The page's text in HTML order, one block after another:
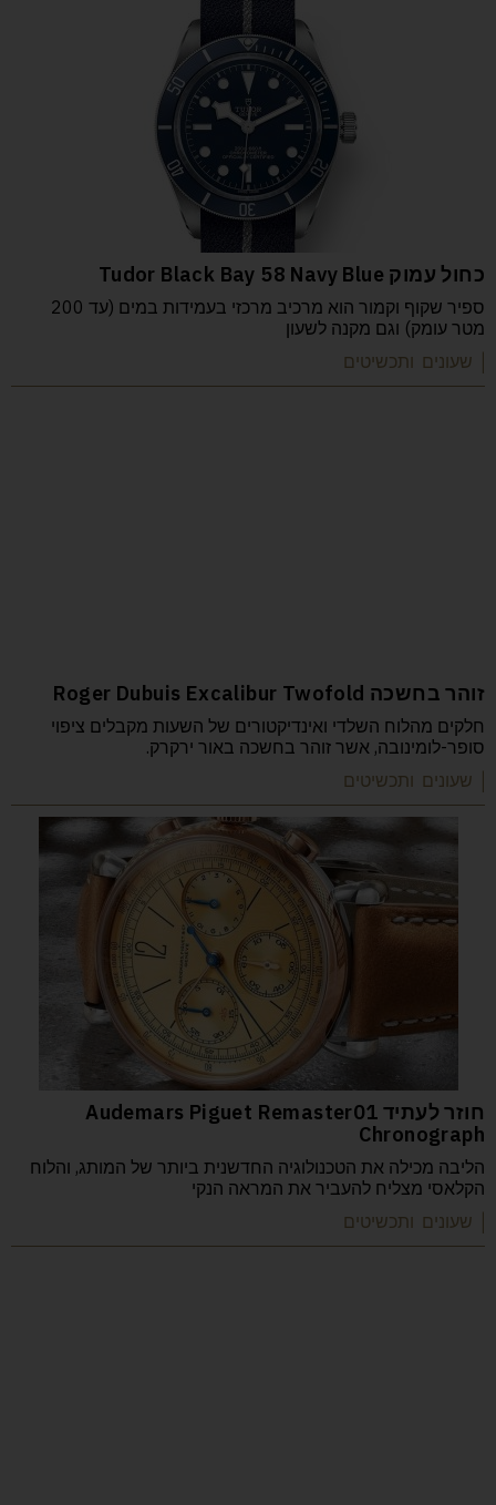
כחול עמוק Tudor Black Bay 58 Navy Blue
ספיר שקוף וקמור הוא מרכיב מרכזי בעמידות במים (עד 200
מטר עומק) וגם מקנה לשעון
| שעונים ותכשיטים
זוהר בחשכה Roger Dubuis Excalibur Twofold
חלקים מהלוח השלדי ואינדיקטורים של השעות מקבלים ציפוי
סופר-לומינובה, אשר זוהר בחשכה באור ירקרק.
| שעונים ותכשיטים
חוזר לעתיד Audemars Piguet Remaster01
Chronograph
הליבה מכילה את הטכנולוגיה החדשנית ביותר של המותג, והלוח
הקלאסי מצליח להעביר את המראה הנקי
| שעונים ותכשיטים